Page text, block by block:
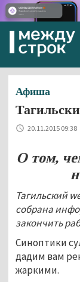
Афиша
20.11.2015 09:38
О том,
Тагильский
собрана
закончить
Синоптики
дадим вам
жаркими.